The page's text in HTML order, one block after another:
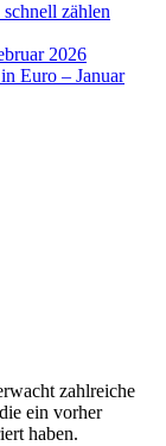
zählen
2026
Euro – Januar
zahlreiche
ein vorher
haben.